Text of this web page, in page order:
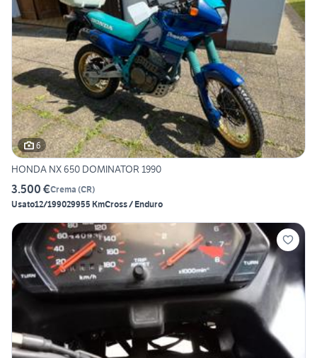
6
HONDA NX 650 DOMINATOR 1990
3.500 €Crema (CR)
Usato12/199029955 KmCross / Enduro